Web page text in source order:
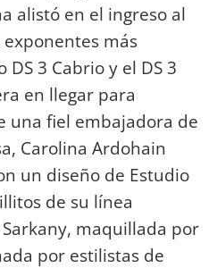
alistó en el ingreso al
más
3 Cabrio y el DS 3
en llegar para
una fiel embajadora de
Carolina Ardohain
un diseño de Estudio
de su línea
Sarkany, maquillada por
por estilistas de